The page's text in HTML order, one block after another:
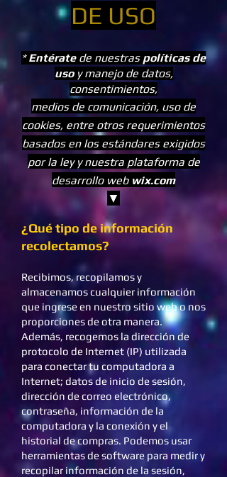
DE USO
*Entératede nuestras políticas de
uso y manejo de datos,
consentimientos,
medios de comunicación, uso de
cookies, entre otros requerimientos
basados en los estándares exigidos
por la ley y nuestra plataforma de
desarrollo web wix.com
▼
¿Qué tipo de información
recolectamos?
Recibimos, recopilamos y
almacenamos cualquier información
que ingrese en nuestro sitio web o nos
proporciones de otra manera.
Además, recogemos la dirección de
protocolo de Internet (IP) utilizada
para conectar tu computadora a
Internet; datos de inicio de sesión,
dirección de correo electrónico,
contraseña, información de la
computadora y la conexión y el
historial de compras. Podemos usar
herramientas de software para medir y
recopilar información de la sesión,